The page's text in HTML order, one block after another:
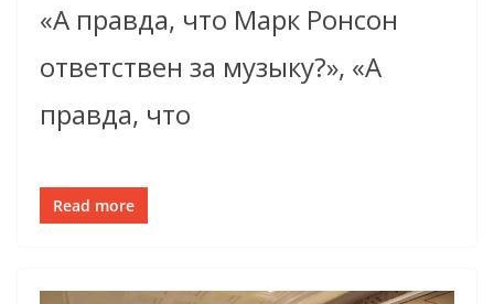
«А правда, что Марк Ронсон
ответствен за музыку?», «А
правда, что
Read more